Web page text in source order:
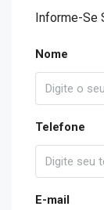
Informe-Se
Nome
Telefone
E-mail